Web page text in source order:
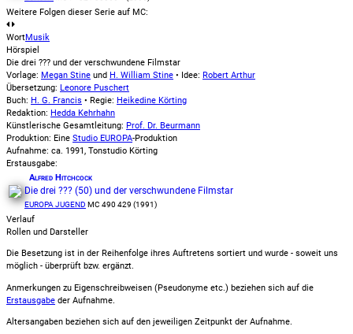
Weitere Folgen dieser Serie auf MC:
WortMusik
Hörspiel
Die drei ??? und der verschwundene Filmstar
Vorlage: Megan Stine und H. William Stine • Idee: Robert Arthur
Übersetzung: Leonore Puschert
Buch: H. G. Francis • Regie: Heikedine Körting
Redaktion: Hedda Kehrhahn
Künstlerische Gesamtleitung: Prof. Dr. Beurmann
Produktion: Eine Studio EUROPA-Produktion
Aufnahme: ca. 1991, Tonstudio Körting
Erstausgabe:
Alfred Hitchcock
Die drei ??? (50) und der verschwundene Filmstar
EUROPA JUGEND MC 490 429 (1991)
Verlauf
Rollen und Darsteller
Die Besetzung ist in der Reihenfolge ihres Auftretens sortiert und wurde - soweit uns
möglich - überprüft bzw. ergänzt.
Anmerkungen zu Eigenschreibweisen (Pseudonyme etc.) beziehen sich auf die
Erstausgabe der Aufnahme.
Altersangaben beziehen sich auf den jeweiligen Zeitpunkt der Aufnahme.